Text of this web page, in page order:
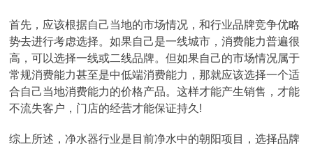
首先，应该根据自己当地的市场情况，和行业品牌竞争优略
势去进行考虑选择。如果自己是一线城市，消费能力普遍很
高，可以选择一线或二线品牌。但如果自己的市场情况属于
常规消费能力甚至是中低端消费能力，那就应该选择一个适
合自己当地消费能力的价格产品。这样才能产生销售，才能
不流失客户，门店的经营才能保证持久!
综上所述，净水器行业是目前净水中的朝阳项目，选择品牌